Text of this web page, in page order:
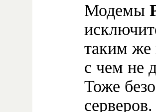
Модемы
таким же
с чем не
Тоже